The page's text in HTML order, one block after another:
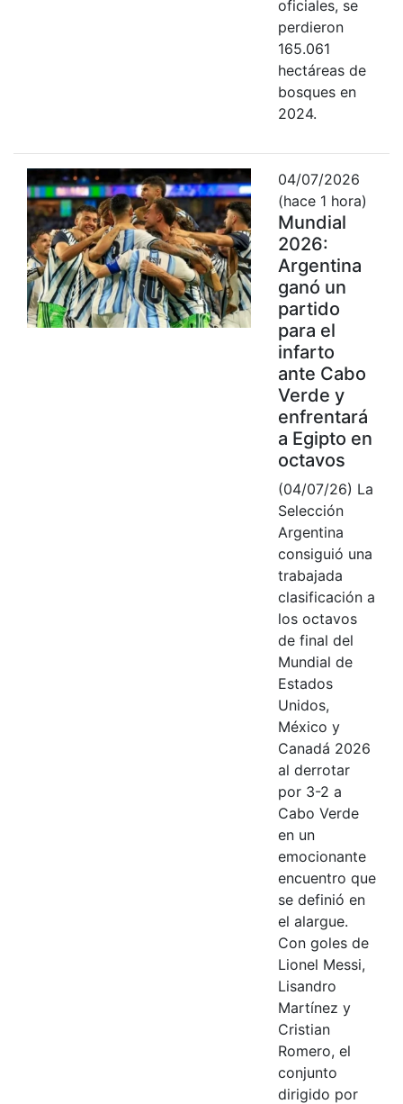
oficiales, se
perdieron
165.061
hectáreas de
bosques en
2024.
04/07/2026
(hace 1 hora)
Mundial
2026:
Argentina
ganó un
partido
para el
infarto
ante Cabo
Verde y
enfrentará
a Egipto en
octavos
(04/07/26) La
Selección
Argentina
consiguió una
trabajada
clasificación a
los octavos
de final del
Mundial de
Estados
Unidos,
México y
Canadá 2026
al derrotar
por 3-2 a
Cabo Verde
en un
emocionante
encuentro que
se definió en
el alargue.
Con goles de
Lionel Messi,
Lisandro
Martínez y
Cristian
Romero, el
conjunto
dirigido por